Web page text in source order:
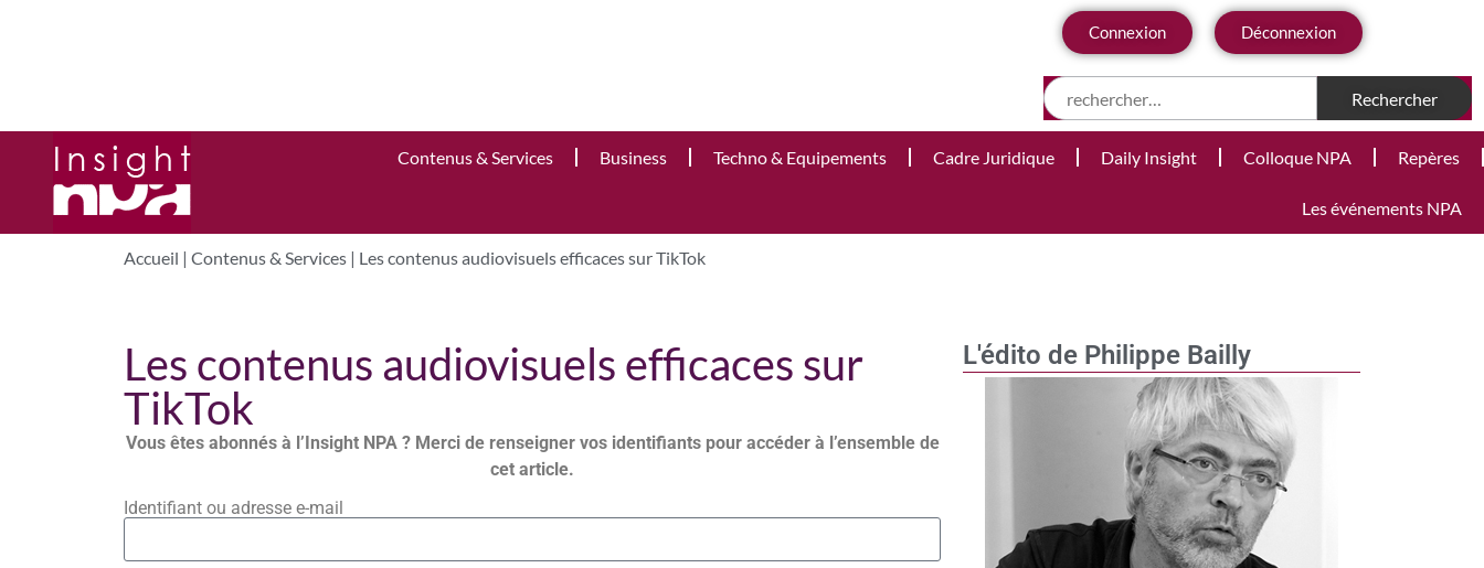
Connexion Déconnexion
Contenus & Services Business Techno & Equipements Cadre Juridique Daily Insight Colloque NPA Repères
Les événements NPA
Accueil | Contenus & Services | Les contenus audiovisuels efficaces sur TikTok
L'édito de Philippe Bailly
Les contenus audiovisuels efficaces sur
TikTok
Vous êtes abonnés à l’Insight NPA ? Merci de renseigner vos identifiants pour accéder à l’ensemble de
cet article.
Identifiant ou adresse e-mail